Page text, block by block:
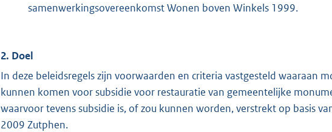
samenwerkingsovereenkomst Wonen boven Winkels 1999.
2. Doel
In deze beleidsregels zijn voorwaarden en criteria vastgesteld waaraan
kunnen komen voor subsidie voor restauratie van gemeentelijke
waarvoor tevens subsidie is, of zou kunnen worden, verstrekt op basis
2009 Zutphen.